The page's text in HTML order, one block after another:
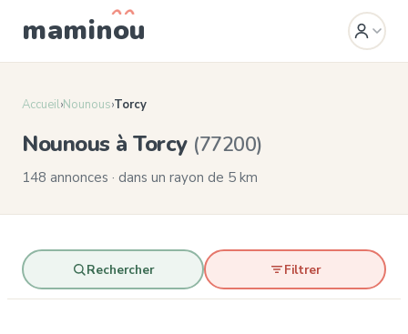
maminou
Accueil›Nounous›Torcy
Nounous à Torcy (77200)
148 annonces · dans un rayon de 5 km
Rechercher Filtrer